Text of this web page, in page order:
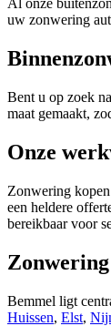
Al onze
uw zonwering
Bent u op zoek
maat gemaakt,
Onze
Zonwering
een heldere
bereikbaar voor
Bemmel ligt
Huissen, Elst,